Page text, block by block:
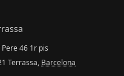
Pere 46 1r pis
Terrassa, Barcelona